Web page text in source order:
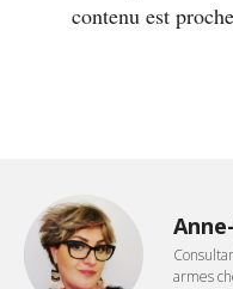
contenu est
armes